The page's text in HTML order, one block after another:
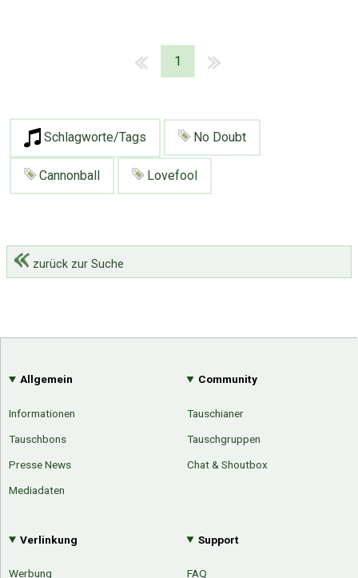
1
Schlagworte/Tags No Doubt
Cannonball Lovefool
zurück zur Suche
Allgemein
Informationen
Tauschbons
Presse News
Mediadaten
Community
Tauschianer
Tauschgruppen
Chat & Shoutbox
Verlinkung
Werbung
Support
FAQ